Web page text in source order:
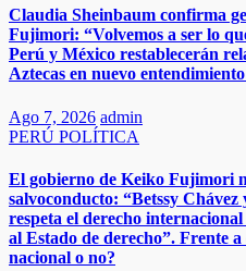
​​Claudia Sheinbaum confirma
Fujimori: “Volvemos a ser lo
Perú y México restablecerán
Aztecas en nuevo
Ago 7, 2026 admin
PERÚ POLÍTICA
El gobierno de Keiko Fujimori
salvoconducto: “Betssy
respeta el derecho
al Estado de derecho”. Frente
nacional o no?